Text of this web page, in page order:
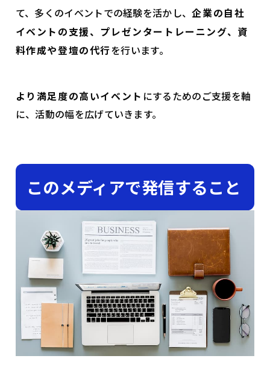
て、多くのイベントでの経験を活かし、企業の自社
イベントの支援、プレゼンタートレーニング、資
料作成や登壇の代行を行います。
より満足度の高いイベント にするためのご支援を軸
に、活動の幅を広げていきます。
このメディアで発信すること